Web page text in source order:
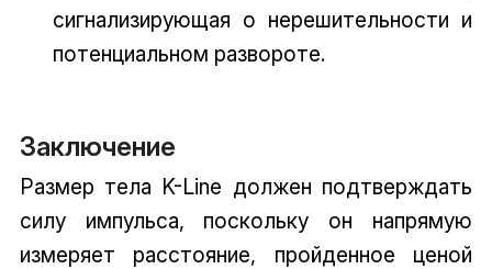
сигнализирующая о нерешительности и
потенциальном развороте.
Заключение
Размер тела K-Line должен подтверждать
силу импульса, поскольку он напрямую
измеряет расстояние, пройденное ценой